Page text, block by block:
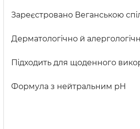
Зареєстровано Веганською
Дерматологічно й
Підходить для щоденного
Формула з нейтральним рН